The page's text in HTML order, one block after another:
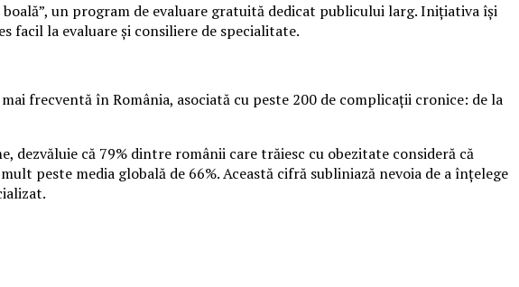
un program de evaluare gratuită dedicat publicului larg. Inițiativa își
facil la evaluare și consiliere de specialitate.
frecventă în România, asociată cu peste 200 de complicații cronice: de la
că 79% dintre românii care trăiesc cu obezitate consideră că
peste media globală de 66%. Această cifră subliniază nevoia de a înțelege